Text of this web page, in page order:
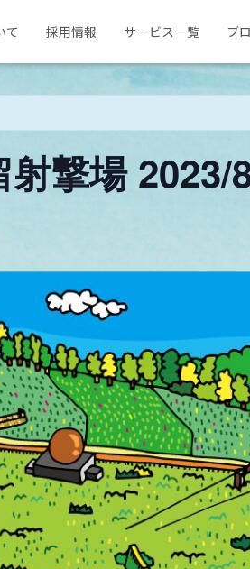
て 採用情報 サービス一覧 ブ
撃場 2023/